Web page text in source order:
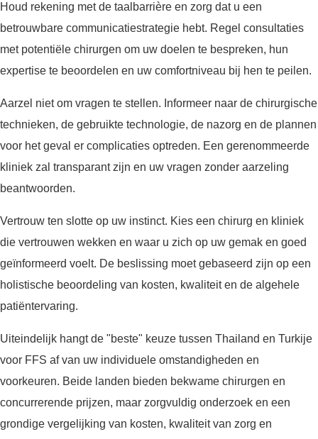
Houd rekening met de taalbarrière en zorg dat u een
betrouwbare communicatiestrategie hebt. Regel consultaties
met potentiële chirurgen om uw doelen te bespreken, hun
expertise te beoordelen en uw comfortniveau bij hen te peilen.
Aarzel niet om vragen te stellen. Informeer naar de chirurgische
technieken, de gebruikte technologie, de nazorg en de plannen
voor het geval er complicaties optreden. Een gerenommeerde
kliniek zal transparant zijn en uw vragen zonder aarzeling
beantwoorden.
Vertrouw ten slotte op uw instinct. Kies een chirurg en kliniek
die vertrouwen wekken en waar u zich op uw gemak en goed
geïnformeerd voelt. De beslissing moet gebaseerd zijn op een
holistische beoordeling van kosten, kwaliteit en de algehele
patiëntervaring.
Uiteindelijk hangt de "beste" keuze tussen Thailand en Turkije
voor FFS af van uw individuele omstandigheden en
voorkeuren. Beide landen bieden bekwame chirurgen en
concurrerende prijzen, maar zorgvuldig onderzoek en een
grondige vergelijking van kosten, kwaliteit van zorg en